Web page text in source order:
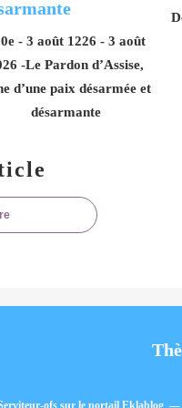
- 3 août 1226 - 3 août
-Le Pardon d’Assise,
d’une paix désarmée et
désarmante
ofssur le portail Eklablog